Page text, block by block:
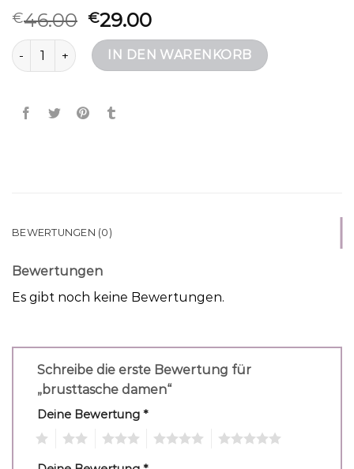
€46.00 €29.00
brusttasche damen MengeIN DEN WARENKORB
BEWERTUNGEN (0)
Bewertungen
Es gibt noch keine Bewertungen.
Schreibe die erste Bewertung für
„brusttasche damen“
Deine Bewertung *